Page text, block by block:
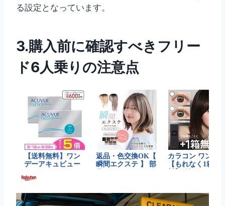
る設定となっています。
3.購入前に確認すべきフリー
ド6人乗りの注意点